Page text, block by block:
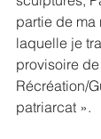
partie de ma
laquelle je
provisoire
Récréation/
patriarcat ».